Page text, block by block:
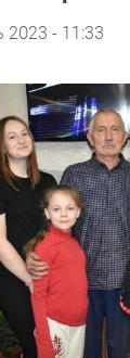
2023 - 11:33